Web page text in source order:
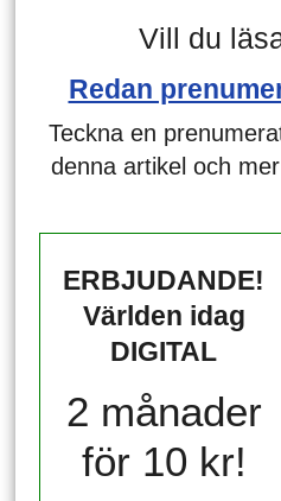
Vill du
Redan
Teckna en
denna artikel och
ERBJUDANDE!
Världen idag
DIGITAL
2 månader
för 10 kr!